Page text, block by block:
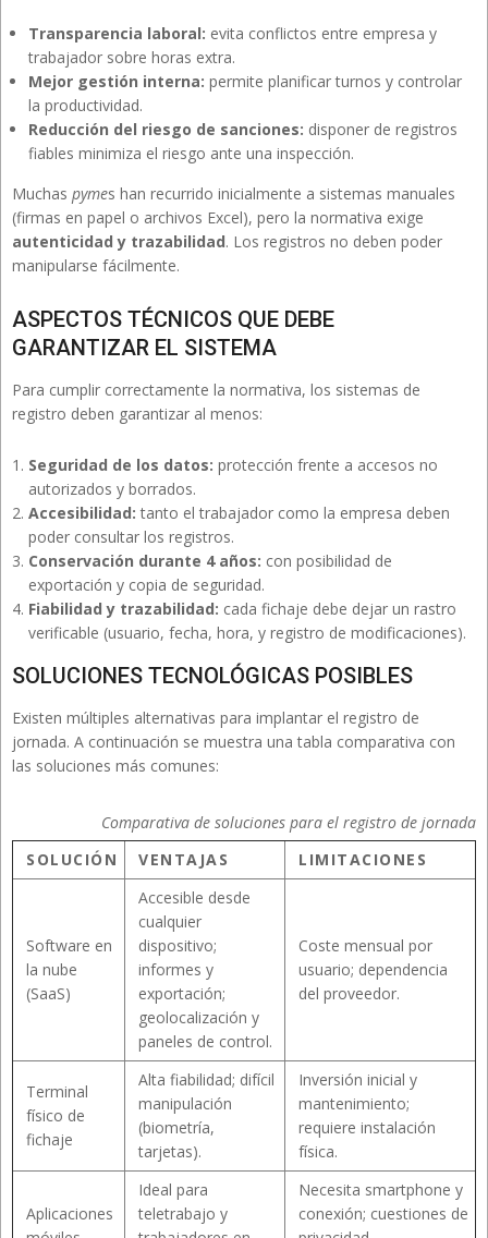
Transparencia laboral: evita conflictos entre empresa y
trabajador sobre horas extra.
Mejor gestión interna: permite planificar turnos y controlar
la productividad.
Reducción del riesgo de sanciones: disponer de registros
fiables minimiza el riesgo ante una inspección.
Muchas pymes han recurrido inicialmente a sistemas manuales
(firmas en papel o archivos Excel), pero la normativa exige
autenticidad y trazabilidad. Los registros no deben poder
manipularse fácilmente.
ASPECTOS TÉCNICOS QUE DEBE
GARANTIZAR EL SISTEMA
Para cumplir correctamente la normativa, los sistemas de
registro deben garantizar al menos:
Seguridad de los datos: protección frente a accesos no
autorizados y borrados.
Accesibilidad: tanto el trabajador como la empresa deben
poder consultar los registros.
Conservación durante 4 años: con posibilidad de
exportación y copia de seguridad.
Fiabilidad y trazabilidad: cada fichaje debe dejar un rastro
verificable (usuario, fecha, hora, y registro de modificaciones).
SOLUCIONES TECNOLÓGICAS POSIBLES
Existen múltiples alternativas para implantar el registro de
jornada. A continuación se muestra una tabla comparativa con
las soluciones más comunes:
Comparativa de soluciones para el registro de jornada
SOLUCIÓN
VENTAJAS LIMITACIONES
Software en
la nube
(SaaS)
Accesible desde
cualquier
dispositivo;
informes y
exportación;
geolocalización y
paneles de control.
Coste mensual por
usuario; dependencia
del proveedor.
Terminal
físico de
fichaje
Alta fiabilidad; difícil
manipulación
(biometría,
tarjetas).
Inversión inicial y
mantenimiento;
requiere instalación
física.
Aplicaciones
Ideal para
teletrabajo y
Necesita smartphone y
conexión; cuestiones de